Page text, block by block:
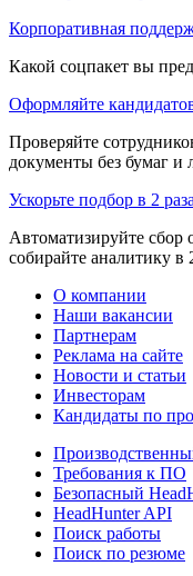
Корпоративная
Какой соцпакет вы
Оформляйте
Проверяйте
документы без бумаг и
Ускорьте подбор в 2
Автоматизируйте сбор
собирайте аналитику в
О компании
Наши вакансии
Партнерам
Реклама на сайте
Новости и статьи
Инвесторам
Кандидаты по
Требования к ПО
Безопасный
HeadHunter API
Поиск работы
Поиск по резюме